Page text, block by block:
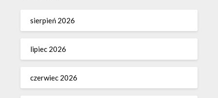
sierpień 2026
lipiec 2026
czerwiec 2026